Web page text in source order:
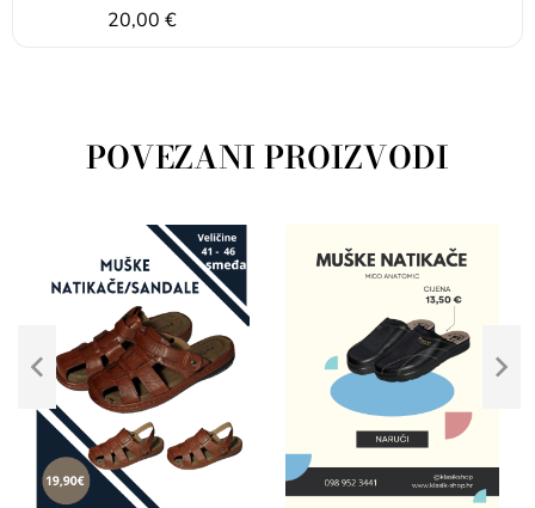
20,00 €
POVEZANI PROIZVODI